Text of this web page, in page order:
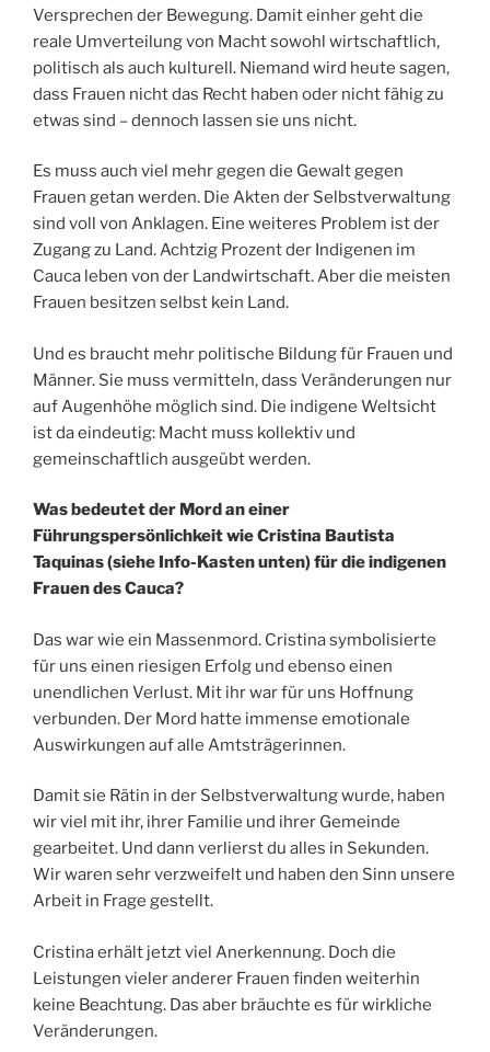
Versprechen der Bewegung. Damit einher geht die
reale Umverteilung von Macht sowohl wirtschaftlich,
politisch als auch kulturell. Niemand wird heute sagen,
dass Frauen nicht das Recht haben oder nicht fähig zu
etwas sind – dennoch lassen sie uns nicht.
Es muss auch viel mehr gegen die Gewalt gegen
Frauen getan werden. Die Akten der Selbstverwaltung
sind voll von Anklagen. Eine weiteres Problem ist der
Zugang zu Land. Achtzig Prozent der Indigenen im
Cauca leben von der Landwirtschaft. Aber die meisten
Frauen besitzen selbst kein Land.
Und es braucht mehr politische Bildung für Frauen und
Männer. Sie muss vermitteln, dass Veränderungen nur
auf Augenhöhe möglich sind. Die indigene Weltsicht
ist da eindeutig: Macht muss kollektiv und
gemeinschaftlich ausgeübt werden.
Was bedeutet der Mord an einer
Führungspersönlichkeit wie Cristina Bautista
Taquinas (siehe Info-Kasten unten) für die indigenen
Frauen des Cauca?
Das war wie ein Massenmord. Cristina symbolisierte
für uns einen riesigen Erfolg und ebenso einen
unendlichen Verlust. Mit ihr war für uns Hoffnung
verbunden. Der Mord hatte immense emotionale
Auswirkungen auf alle Amtsträgerinnen.
Damit sie Rätin in der Selbstverwaltung wurde, haben
wir viel mit ihr, ihrer Familie und ihrer Gemeinde
gearbeitet. Und dann verlierst du alles in Sekunden.
Wir waren sehr verzweifelt und haben den Sinn unsere
Arbeit in Frage gestellt.
Cristina erhält jetzt viel Anerkennung. Doch die
Leistungen vieler anderer Frauen finden weiterhin
keine Beachtung. Das aber bräuchte es für wirkliche
Veränderungen.